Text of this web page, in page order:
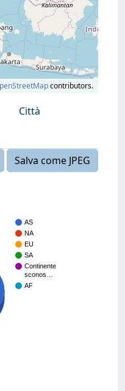
contributors.
Città
Salva come JPEG
AS
NA
EU
SA
Continente
sconos…
AF